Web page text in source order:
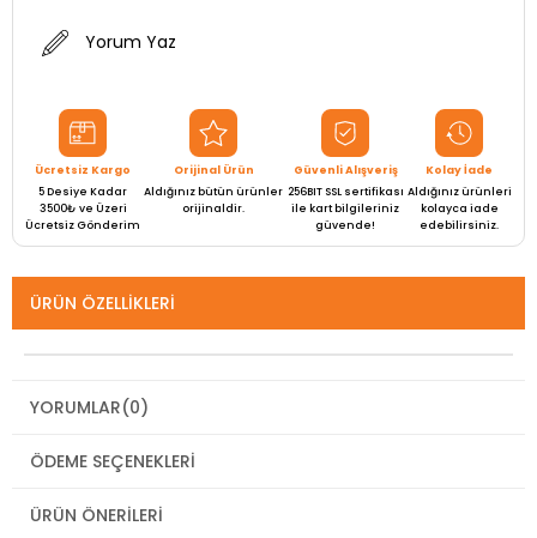
Yorum Yaz
Ücretsiz Kargo
5 Desiye Kadar
3500₺ ve Üzeri
Ücretsiz Gönderim
Orijinal Ürün
Aldığınız bütün ürünler
orijinaldir.
Güvenli Alışveriş
256BIT SSL sertifikası
ile kart bilgileriniz
güvende!
Kolay İade
Aldığınız ürünleri
kolayca iade
edebilirsiniz.
ÜRÜN ÖZELLIKLERI
YORUMLAR(0)
ÖDEME SEÇENEKLERI
ÜRÜN ÖNERILERI